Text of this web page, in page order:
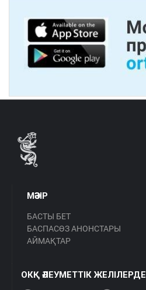
МӘЗІР
БАСТЫ БЕТ
БАСПАСӨЗ АНОНСТАРЫ
АЙМАҚТАР
ОКҚ ӘЛЕУМЕТТІК ЖЕЛІЛЕРДЕ